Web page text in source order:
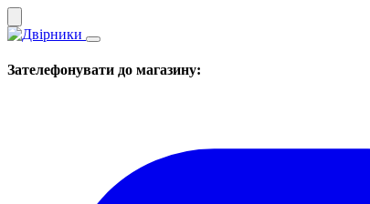
Зателефонувати до магазину: